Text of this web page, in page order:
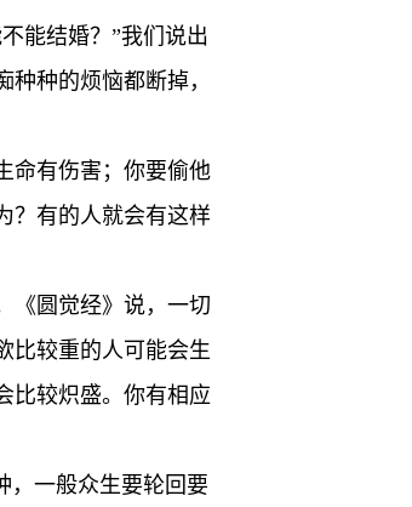
能结婚？”我们说出
种的烦恼都断掉，
命有伤害；你要偷他
？有的人就会有这样
《圆觉经》说，一切
比较重的人可能会生
比较炽盛。你有相应
，一般众生要轮回要